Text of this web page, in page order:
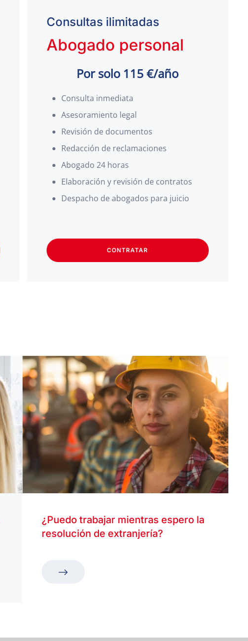
Consultas ilimitadas
Abogado personal
Por solo 115 €/año
Consulta inmediata
Asesoramiento legal
Revisión de documentos
Redacción de reclamaciones
Abogado 24 horas
Elaboración y revisión de contratos
Despacho de abogados para juicio
CONTRATAR
¿Puedo trabajar mientras espero la
resolución de extranjería?